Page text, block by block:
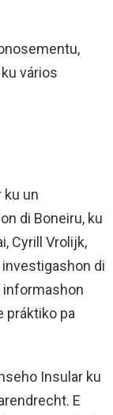
vários
ku un
di Boneiru, ku
Cyrill Vrolijk,
di
informashon
práktiko pa
Insular ku
E